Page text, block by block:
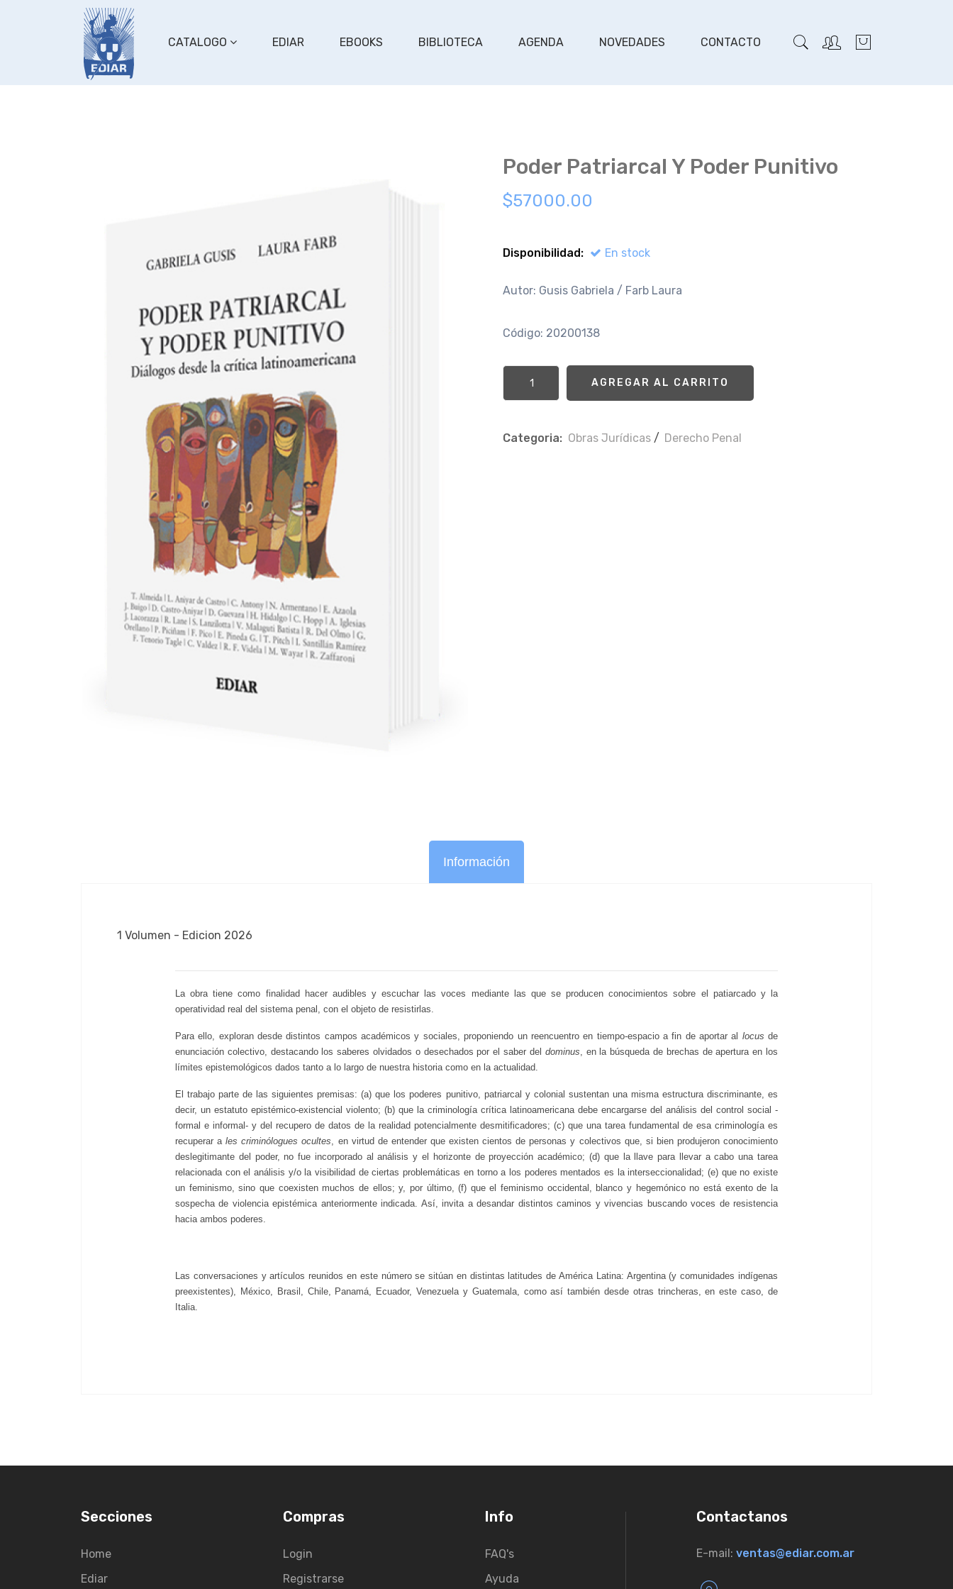
CATALOGO EDIAR EBOOKS BIBLIOTECA AGENDA NOVEDADES CONTACTO
Poder Patriarcal Y Poder Punitivo
$57000.00
Disponibilidad: En stock
Autor: Gusis Gabriela / Farb Laura
Código: 20200138
AGREGAR AL CARRITO
Categoria: Obras Jurí­dicas / Derecho Penal
Información
1 Volumen - Edicion 2026
La obra tiene como finalidad hacer audibles y escuchar las voces mediante las que se producen conocimientos sobre el patiarcado y la
operatividad real del sistema penal, con el objeto de resistirlas.
Para ello, exploran desde distintos campos académicos y sociales, proponiendo un reencuentro en tiempo-espacio a fin de aportar al locus de
enunciación colectivo, destacando los saberes olvidados o desechados por el saber del dominus , en la búsqueda de brechas de apertura en los
límites epistemológicos dados tanto a lo largo de nuestra historia como en la actualidad.
El trabajo parte de las siguientes premisas: (a) que los poderes punitivo, patriarcal y colonial sustentan una misma estructura discriminante, es
decir, un estatuto epistémico-existencial violento; (b) que la criminología crítica latinoamericana debe encargarse del análisis del control social -
formal e informal- y del recupero de datos de la realidad potencialmente desmitificadores; (c) que una tarea fundamental de esa criminología es
recuperar ales criminólogues ocultes , en virtud de entender que existen cientos de personas y colectivos que, si bien produjeron conocimiento
deslegitimante del poder, no fue incorporado al análisis y el horizonte de proyección académico; (d) que la llave para llevar a cabo una tarea
relacionada con el análisis y/o la visibilidad de ciertas problemáticas en torno a los poderes mentados es la interseccionalidad; (e) que no existe
un feminismo, sino que coexisten muchos de ellos; y, por último, (f) que el feminismo occidental, blanco y hegemónico no está exento de la
sospecha de violencia epistémica anteriormente indicada. Así, invita a desandar distintos caminos y vivencias buscando voces de resistencia
hacia ambos poderes.
Las conversaciones y artículos reunidos en este número se sitúan en distintas latitudes de América Latina: Argentina (y comunidades indígenas
preexistentes), México, Brasil, Chile, Panamá, Ecuador, Venezuela y Guatemala, como así también desde otras trincheras, en este caso, de
Italia.
Secciones
Home
Ediar
Compras
Login
Registrarse
Info
FAQ's
Ayuda
Contactanos
E-mail: ventas@ediar.com.ar